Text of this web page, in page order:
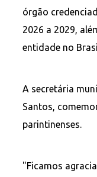
órgão
2026 a 2029,
entidade no
A secretária
Santos,
parintinenses.
"Ficamos